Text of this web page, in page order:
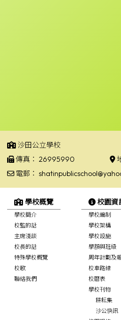
沙田公立學校
傳真： 26995990
電郵：
學校概覽
學校簡介
校監的話
主席淺談
校長的話
特殊學校概覽
校歌
聯絡我們
校園資
學校編制
學校架構
學校設施
學額與班級
周年計劃及
校車路線
校曆表
學校刊物
耕耘集
沙公快訊